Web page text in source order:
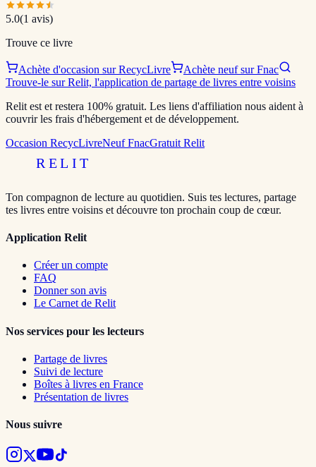
5.0(1 avis)
Trouve ce livre
Achète d'occasion sur RecycLivre
Achète neuf sur Fnac
Trouve-le sur Relit, l'application de partage de livres entre voisins
Relit est et restera 100% gratuit. Les liens d'affiliation nous aident à
couvrir les frais d'hébergement et de développement.
Occasion RecycLivreNeuf FnacGratuit Relit
RELIT
Ton compagnon de lecture au quotidien. Suis tes lectures, partage
tes livres entre voisins et découvre ton prochain coup de cœur.
Application Relit
Créer un compte
FAQ
Donner son avis
Le Carnet de Relit
Nos services pour les lecteurs
Partage de livres
Suivi de lecture
Boîtes à livres en France
Présentation de livres
Nous suivre